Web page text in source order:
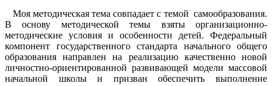
Моя методическая тема совпадает с темой самообразования.
В основу методической темы взяты организационно-
методические условия и особенности детей. Федеральный
компонент государственного стандарта начального общего
образования направлен на реализацию качественно новой
личностно-ориентированной развивающей модели массовой
начальной школы и призван обеспечить выполнение